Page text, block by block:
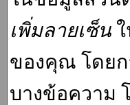
เพิ่มลายเซ็น
ของคุณ โดย
บางข้อความ